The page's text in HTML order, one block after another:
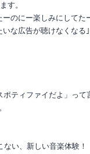
す。
のにー楽しみにしてた
な広告が聴けなくな
ティファイだよ」っ
い、新しい音楽体験！